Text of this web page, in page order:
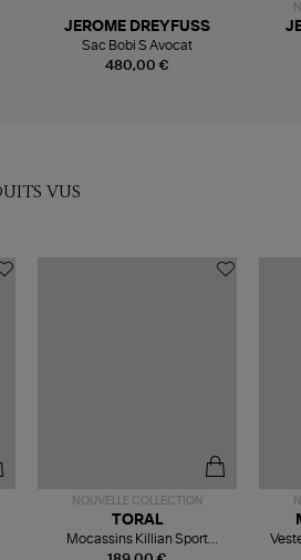
480,00 €
JEROME DREYFUSS
Sac Bobi S Avocat
VUS
NOUVELLE COLLECTION
TORAL
Mocassins Killian Sport
Mousse